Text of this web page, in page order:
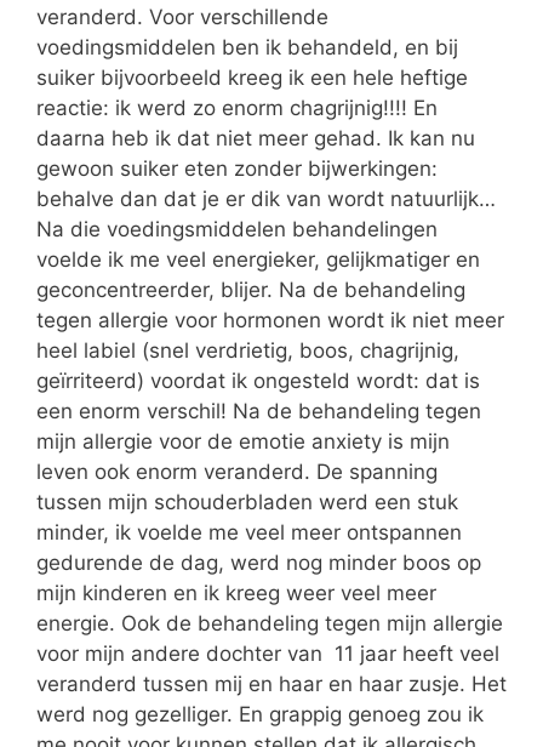
veranderd. Voor verschillende
voedingsmiddelen ben ik behandeld, en bij
suiker bijvoorbeeld kreeg ik een hele heftige
reactie: ik werd zo enorm chagrijnig!!!! En
daarna heb ik dat niet meer gehad. Ik kan nu
gewoon suiker eten zonder bijwerkingen:
behalve dan dat je er dik van wordt natuurlijk…
Na die voedingsmiddelen behandelingen
voelde ik me veel energieker, gelijkmatiger en
geconcentreerder, blijer. Na de behandeling
tegen allergie voor hormonen wordt ik niet meer
heel labiel (snel verdrietig, boos, chagrijnig,
geïrriteerd) voordat ik ongesteld wordt: dat is
een enorm verschil! Na de behandeling tegen
mijn allergie voor de emotie anxiety is mijn
leven ook enorm veranderd. De spanning
tussen mijn schouderbladen werd een stuk
minder, ik voelde me veel meer ontspannen
gedurende de dag, werd nog minder boos op
mijn kinderen en ik kreeg weer veel meer
energie. Ook de behandeling tegen mijn allergie
voor mijn andere dochter van 11 jaar heeft veel
veranderd tussen mij en haar en haar zusje. Het
werd nog gezelliger. En grappig genoeg zou ik